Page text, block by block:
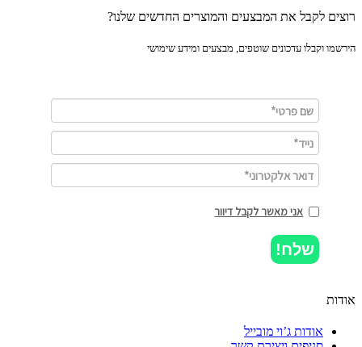
לקבל את המבצעים והמוצרים החדשים שלנו?
וקבלו עדכונים שוטפים, מבצעים ומידע שימושי
אני מאשר לקבל דיוור
שלח!
אודות ג’וי מובייל